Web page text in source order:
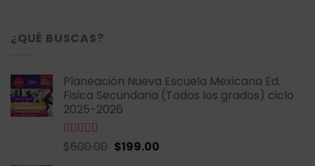
¿QUÉ BUSCAS?
Planeación Nueva Escuela Mexicana Ed.
Fisica Secundaria (Todos los grados) ciclo
2025-2026
Valorado
$600.00 El
$199.00El